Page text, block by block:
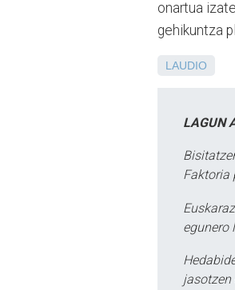
onartua
gehikuntza
LAUDIO
LAGUN
Faktoria
egunero
jasotzen